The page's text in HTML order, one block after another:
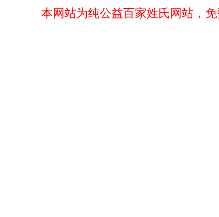
本网站为纯公益百家姓氏网站，免费